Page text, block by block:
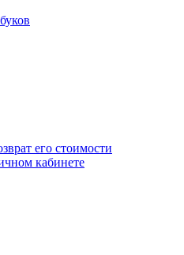
его стоимости
кабинете